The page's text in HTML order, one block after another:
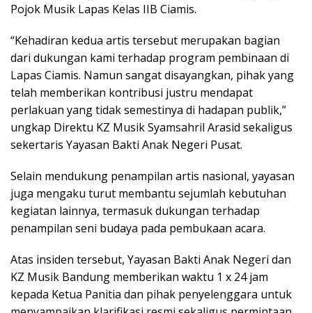
Pojok Musik Lapas Kelas IIB Ciamis.
“Kehadiran kedua artis tersebut merupakan bagian
dari dukungan kami terhadap program pembinaan di
Lapas Ciamis. Namun sangat disayangkan, pihak yang
telah memberikan kontribusi justru mendapat
perlakuan yang tidak semestinya di hadapan publik,”
ungkap Direktu KZ Musik Syamsahril Arasid sekaligus
sekertaris Yayasan Bakti Anak Negeri Pusat.
Selain mendukung penampilan artis nasional, yayasan
juga mengaku turut membantu sejumlah kebutuhan
kegiatan lainnya, termasuk dukungan terhadap
penampilan seni budaya pada pembukaan acara.
Atas insiden tersebut, Yayasan Bakti Anak Negeri dan
KZ Musik Bandung memberikan waktu 1 x 24 jam
kepada Ketua Panitia dan pihak penyelenggara untuk